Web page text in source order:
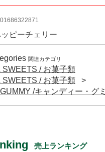
ピーチェリー
関連カテゴリ
SWEETS / お菓子類
SWEETS / お菓子類
/キャンディー・グミ
売上ランキング